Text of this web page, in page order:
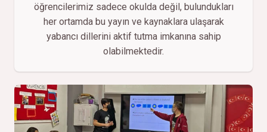
öğrencilerimiz sadece okulda değil, bulundukları
her ortamda bu yayın ve kaynaklara ulaşarak
yabancı dillerini aktif tutma imkanına sahip
olabilmektedir.